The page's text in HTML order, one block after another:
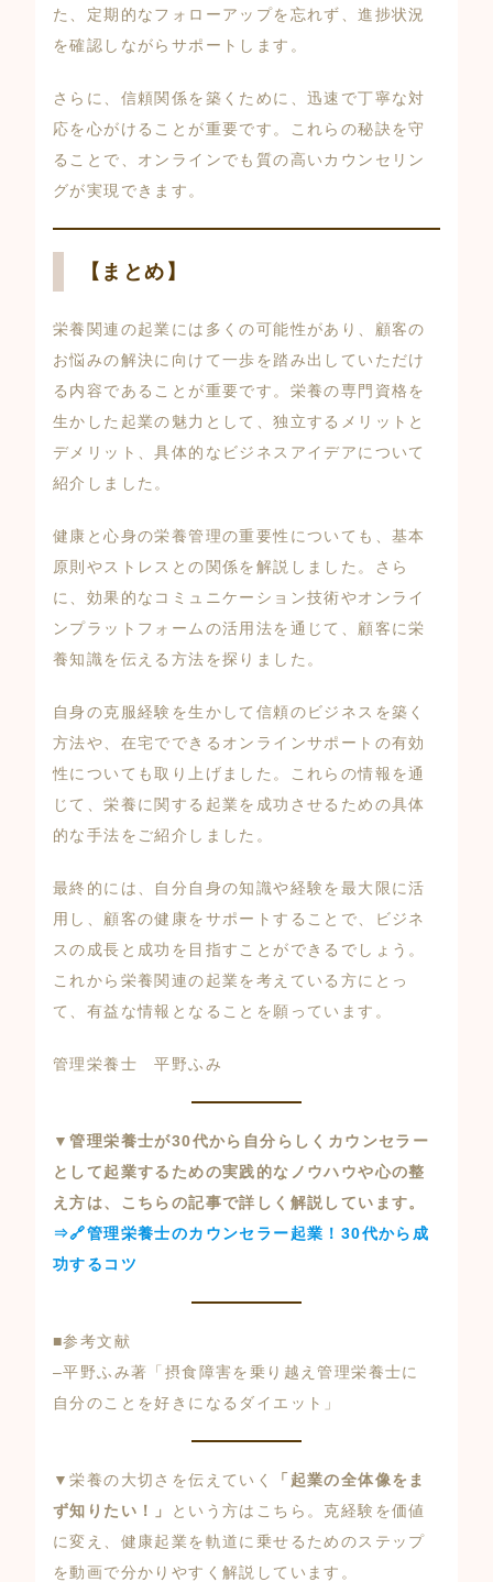
た、定期的なフォローアップを忘れず、進捗状況
を確認しながらサポートします。
さらに、信頼関係を築くために、迅速で丁寧な対
応を心がけることが重要です。これらの秘訣を守
ることで、オンラインでも質の高いカウンセリン
グが実現できます。
【まとめ】
栄養関連の起業には多くの可能性があり、顧客の
お悩みの解決に向けて一歩を踏み出していただけ
る内容であることが重要です。栄養の専門資格を
生かした起業の魅力として、独立するメリットと
デメリット、具体的なビジネスアイデアについて
紹介しました。
健康と心身の栄養管理の重要性についても、基本
原則やストレスとの関係を解説しました。さら
に、効果的なコミュニケーション技術やオンライ
ンプラットフォームの活用法を通じて、顧客に栄
養知識を伝える方法を探りました。
自身の克服経験を生かして信頼のビジネスを築く
方法や、在宅でできるオンラインサポートの有効
性についても取り上げました。これらの情報を通
じて、栄養に関する起業を成功させるための具体
的な手法をご紹介しました。
最終的には、自分自身の知識や経験を最大限に活
用し、顧客の健康をサポートすることで、ビジネ
スの成長と成功を目指すことができるでしょう。
これから栄養関連の起業を考えている方にとっ
て、有益な情報となることを願っています。
管理栄養士 平野ふみ
▼管理栄養士が30代から自分らしくカウンセラー
として起業するための実践的なノウハウや心の整
え方は、こちらの記事で詳しく解説しています。
⇒🔗管理栄養士のカウンセラー起業！30代から成
功するコツ
■参考文献
–平野ふみ著「摂食障害を乗り越え管理栄養士に
自分のことを好きになるダイエット」
▼栄養の大切さを伝えていく
「起業の全体像をま
ず知りたい！」
という方はこちら。克経験を価値
に変え、健康起業を軌道に乗せるためのステップ
を動画で分かりやすく解説しています。